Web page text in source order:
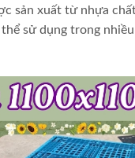
sản xuất từ nhựa
sử dụng trong